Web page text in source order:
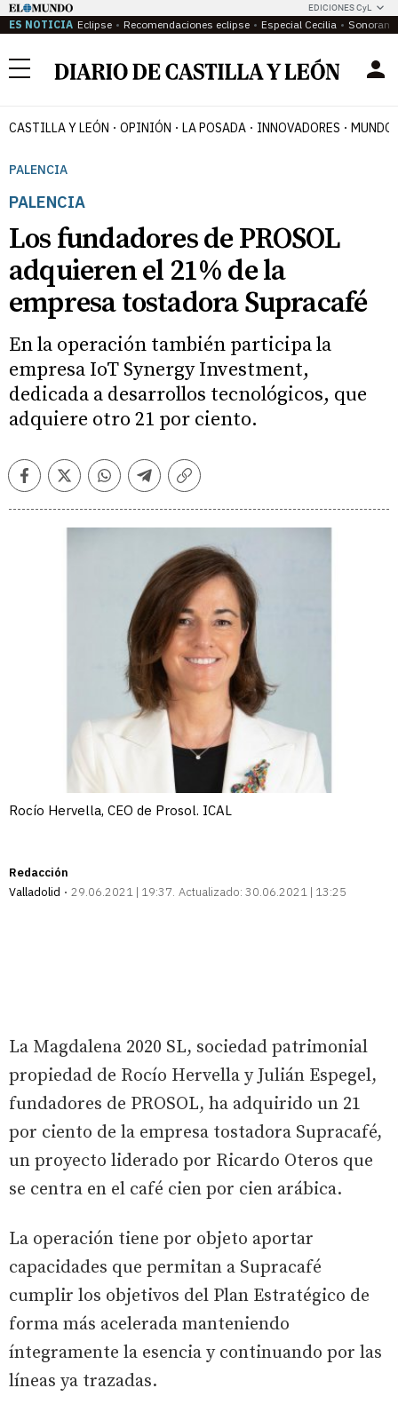
EDICIONES CyL
ES NOTICIA Eclipse Recomendaciones eclipse Especial Cecilia
Menú
CASTILLA Y LEÓN OPINIÓN LA POSADA INNOVADORES MUNDO
PALENCIA
PALENCIA
Los fundadores de PROSOL
adquieren el 21% de la
empresa tostadora Supracafé
En la operación también participa la
empresa IoT Synergy Investment,
dedicada a desarrollos tecnológicos, que
adquiere otro 21 por ciento.
FacebookTwitterWhatsappTelegramCopiar
Rocío Hervella, CEO de Prosol. ICAL
Redacción
Valladolid
29.06.2021 | 19:37 Actualizado: 30.06.2021 | 13:25
La Magdalena 2020 SL, sociedad patrimonial
propiedad de Rocío Hervella y Julián Espegel,
fundadores de PROSOL, ha adquirido un 21
por ciento de la empresa tostadora Supracafé,
un proyecto liderado por Ricardo Oteros que
se centra en el café cien por cien arábica.
La operación tiene por objeto aportar
capacidades que permitan a Supracafé
cumplir los objetivos del Plan Estratégico de
forma más acelerada manteniendo
íntegramente la esencia y continuando por las
líneas ya trazadas.